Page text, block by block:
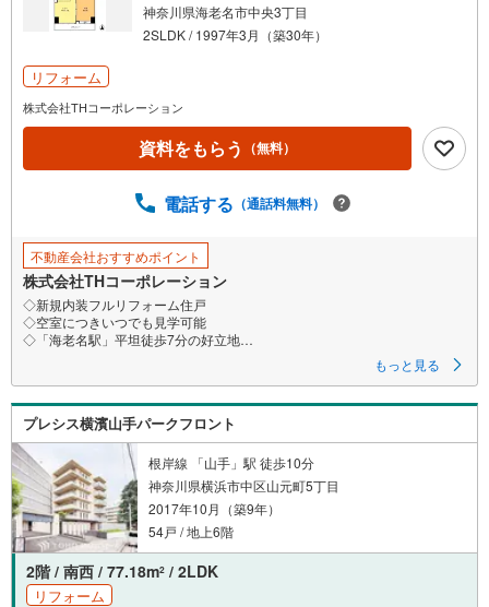
マ
イ
ペ
ジ
存
す
る
神奈川県海老名市中央3丁目
2SLDK / 1997年3月（築30年）
リフォーム
株式会社THコーポレーション
資料をもらう （無料）
電話する （通話料無料）
不動産会社おすすめポイント
株式会社THコーポレーション
◇新規内装フルリフォーム住戸
◇空室につきいつでも見学可能
◇「海老名駅」平坦徒歩7分の好立地
【当日見学も相談可】まずは資料だけ、現地待ち合わせのご案内も大歓迎
です♪
▼ 弊社売主・限定物件も多数あり ▼
・エリア特化の豊富な実績！自社物件も多数取扱あり
・地域密着の豊富な情報量で住まい探しをサポート！
・見学や資料請求はお気軽にどうぞ♪
▼ 他社掲載の物件もまとめてご紹介可 ▼
・効率よく複数を比較見学したい方、お任せください！
・ワンストップで比較検討！資金計画から丁寧に対応します。
もっと見る
プレシス横濱山手パークフロント
根岸線 「山手」駅 徒歩10分
神奈川県横浜市中区山元町5丁目
2017年10月（築9年）
54戸 / 地上6階
2階 / 南西 / 77.18m2 / 2LDK
リフォーム